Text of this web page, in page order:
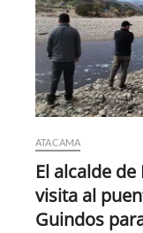
ATACAMA
El alcalde
visita al
Guindos